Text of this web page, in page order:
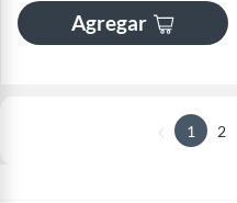
Agregar
1 2